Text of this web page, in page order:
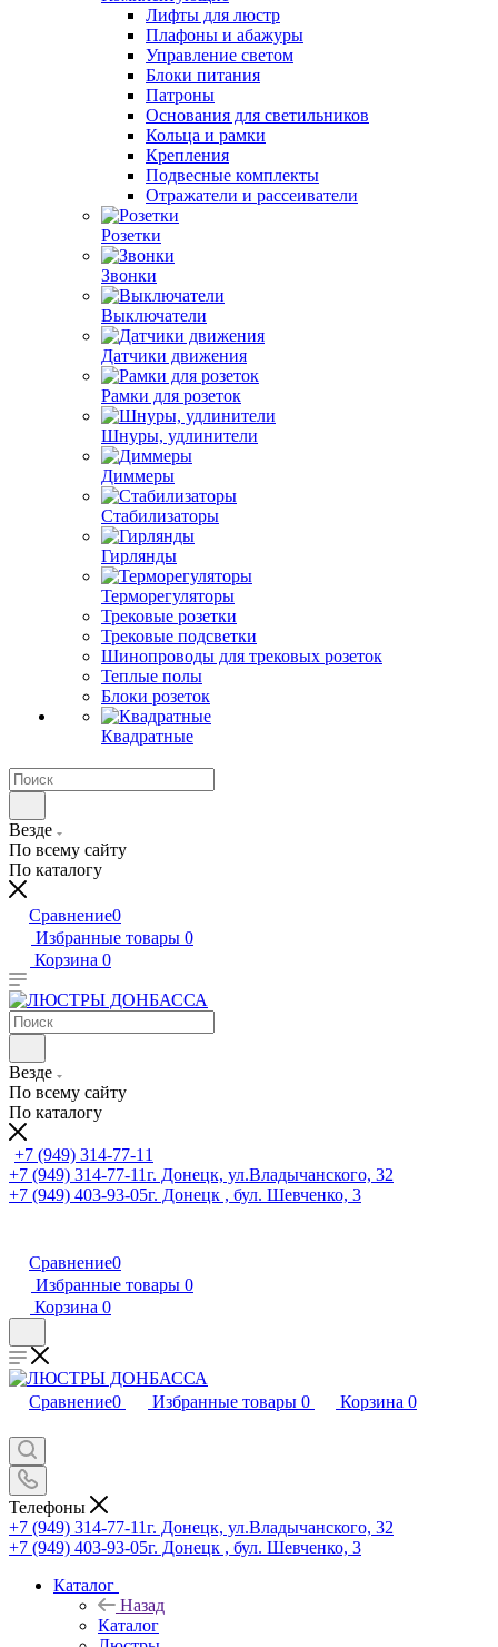
Лифты для люстр
Плафоны и абажуры
Управление светом
Блоки питания
Патроны
Основания для светильников
Кольца и рамки
Крепления
Подвесные комплекты
Отражатели и рассеиватели
Розетки
Звонки
Выключатели
Датчики движения
Рамки для розеток
Шнуры, удлинители
Диммеры
Стабилизаторы
Гирлянды
Терморегуляторы
Трековые розетки
Трековые подсветки
Шинопроводы для трековых розеток
Теплые полы
Блоки розеток
Квадратные
Везде
По всему сайту
По каталогу
Сравнение0
Избранные товары 0
Корзина 0
Везде
По всему сайту
По каталогу
+7 (949) 314-77-11
+7 (949) 314-77-11г. Донецк, ул.Владычанского, 32
+7 (949) 403-93-05г. Донецк , бул. Шевченко, 3
Сравнение0
Избранные товары 0
Корзина 0
Сравнение0 Избранные товары 0 Корзина 0
Телефоны
+7 (949) 314-77-11г. Донецк, ул.Владычанского, 32
+7 (949) 403-93-05г. Донецк , бул. Шевченко, 3
Каталог
Назад
Каталог